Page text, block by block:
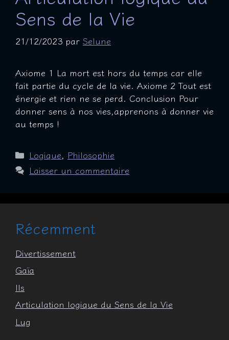
Sens de la Vie
21/12/2023 par Selune
Axiome 1 La mort est hors du temps car elle
fait partie du cycle de la vie. Axiome 2 Tout est
énergie et rien ne se perd. Conclusion Pour
donner sens à nos vies,apprenons à donner vie
au temps !
Catégories
Logique, Philosophie
Laisser un commentaire
Récemment
Divertissement
Gaïa
Ils
Articulation logique du Sens de la Vie
Lug